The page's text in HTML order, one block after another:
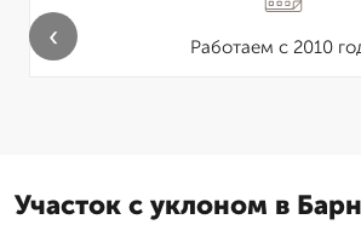
Работаем с 2010
‹
Участок с уклоном в